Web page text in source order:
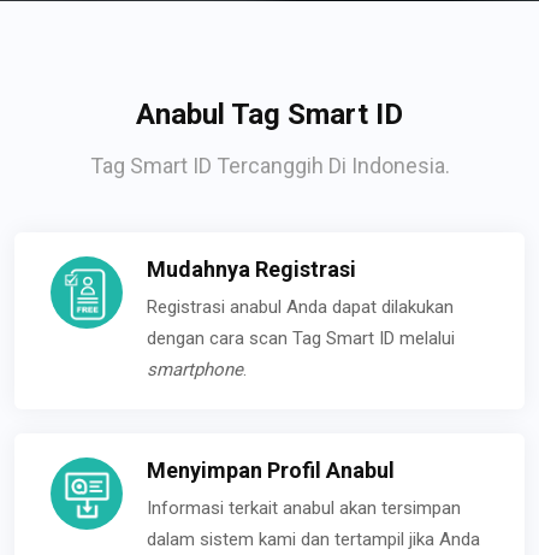
Anabul Tag Smart ID
Tag Smart ID Tercanggih Di Indonesia.
Mudahnya Registrasi
Registrasi anabul Anda dapat dilakukan
dengan cara scan Tag Smart ID melalui
smartphone.
Menyimpan Profil Anabul
Informasi terkait anabul akan tersimpan
dalam sistem kami dan tertampil jika Anda